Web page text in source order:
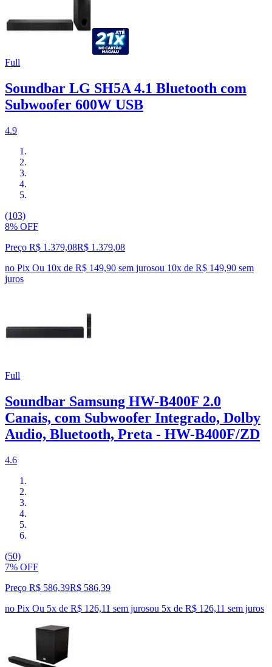
Full
Soundbar LG SH5A 4.1 Bluetooth com
Subwoofer 600W USB
4.9
(103)
8% OFF
Preço R$ 1.379,08R$ 1.379,08
no Pix Ou 10x de R$ 149,90 sem jurosou 10x de R$ 149,90 sem
juros
Full
Soundbar Samsung HW-B400F 2.0
Canais, com Subwoofer Integrado, Dolby
Audio, Bluetooth, Preta - HW-B400F/ZD
4.6
(50)
7% OFF
Preço R$ 586,39R$ 586,39
no Pix Ou 5x de R$ 126,11 sem jurosou 5x de R$ 126,11 sem juros